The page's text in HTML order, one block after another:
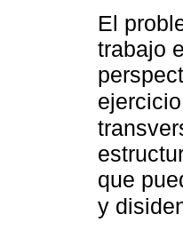
El
trabajo
que
y